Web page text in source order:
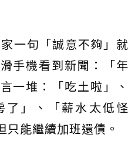
一句「誠意不夠」就
手機看到新聞：「年
一堆：「吃土啦」、
了」、「薪水太低怪
能繼續加班還債。